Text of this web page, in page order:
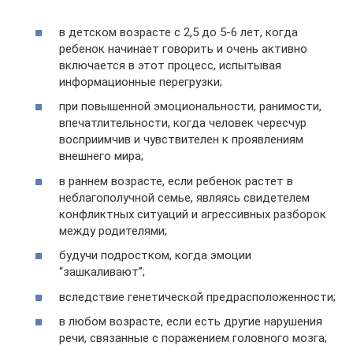
в детском возрасте с 2,5 до 5-6 лет, когда
ребенок начинает говорить и очень активно
включается в этот процесс, испытывая
информационные перегрузки;
при повышенной эмоциональности, ранимости,
впечатлительности, когда человек чересчур
восприимчив и чувствителен к проявлениям
внешнего мира;
в раннем возрасте, если ребенок растет в
неблагополучной семье, являясь свидетелем
конфликтных ситуаций и агрессивных разборок
между родителями;
будучи подростком, когда эмоции
“зашкаливают”;
вследствие генетической предрасположенности;
в любом возрасте, если есть другие нарушения
речи, связанные с поражением головного мозга;